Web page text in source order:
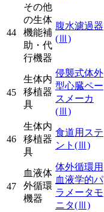
44
その他
の生体
機能補
助・代
行機器
腹水濾過器
(Ⅲ)
45
生体内
移植器
具
侵襲式体外
型心臓ペー
スメーカ
(Ⅲ)
46
生体内
移植器
具
食道用ステ
ント (Ⅲ)
47
血液体
外循環
機器
体外循環用
血液学的パ
ラメータモ
ニタ(Ⅲ)